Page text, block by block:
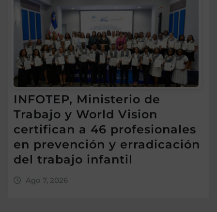
INFOTEP, Ministerio de
Trabajo y World Vision
certifican a 46 profesionales
en prevención y erradicación
del trabajo infantil
Ago 7, 2026